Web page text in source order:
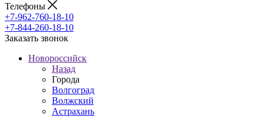
Телефоны
+7-962-760-18-10
+7-844-260-18-10
Заказать звонок
Новороссийск
Назад
Города
Волгоград
Волжский
Астрахань